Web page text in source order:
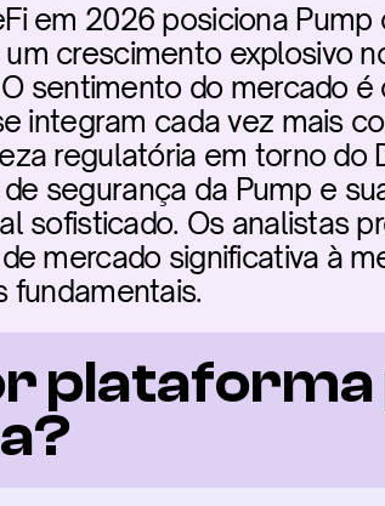
em 2026 posiciona
crescimento explosivo
sentimento do mercado
integram cada vez mais
regulatória em torno do
segurança da Pump e
sofisticado. Os analistas
mercado significativa à
fundamentais.